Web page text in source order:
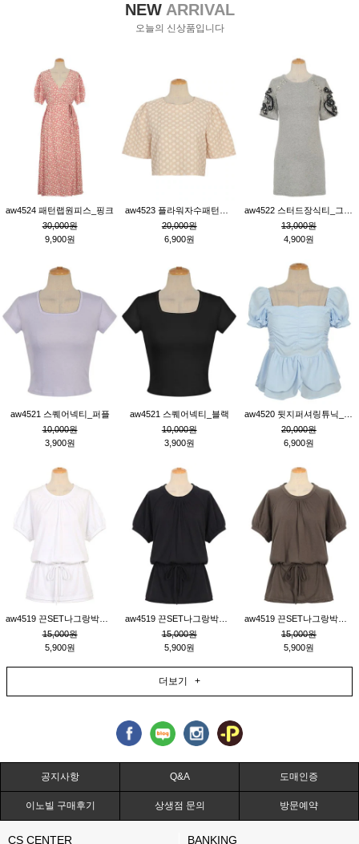
NEWARRIVAL
오늘의 신상품입니다
aw4524 패턴랩원피스_핑크
30,000원
9,900원
20,000원
6,900원
13,000원
4,900원
aw4521 스퀘어넥티_퍼플
10,000원
3,900원
aw4521 스퀘어넥티_블랙
10,000원
3,900원
20,000원
6,900원
15,000원
5,900원
15,000원
5,900원
15,000원
5,900원
더보기 +
공지사항 Q&A 도매인증
이노빌 구매후기 상생점 문의 방문예약
CS CENTER BANKING